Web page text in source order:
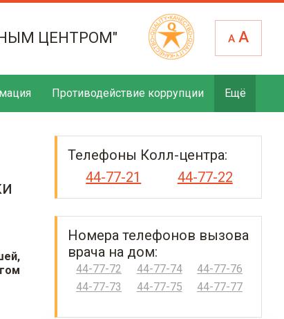
ЦЕНТРОМ" А А
Противодействие коррупции Ещё
Телефоны Колл-центра:
44-77-21
44-77-22
Номера телефонов вызова
врача на дом:
44-77-72
44-77-73
44-77-74
44-77-75
44-77-76
44-77-77